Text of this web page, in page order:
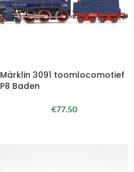
Märklin 3091 toomlocomotief
P8 Baden
€77.50